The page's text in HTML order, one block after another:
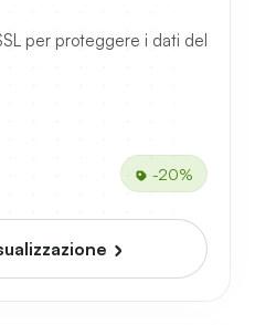
per proteggere i dati del
-20%